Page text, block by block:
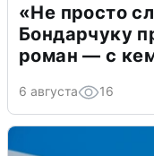
«Не просто
Бондарчуку
роман — с
6 августа 16